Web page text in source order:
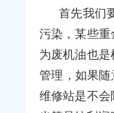
首先我们
污染，某些
为废机油也
管理，如果
维修站是不